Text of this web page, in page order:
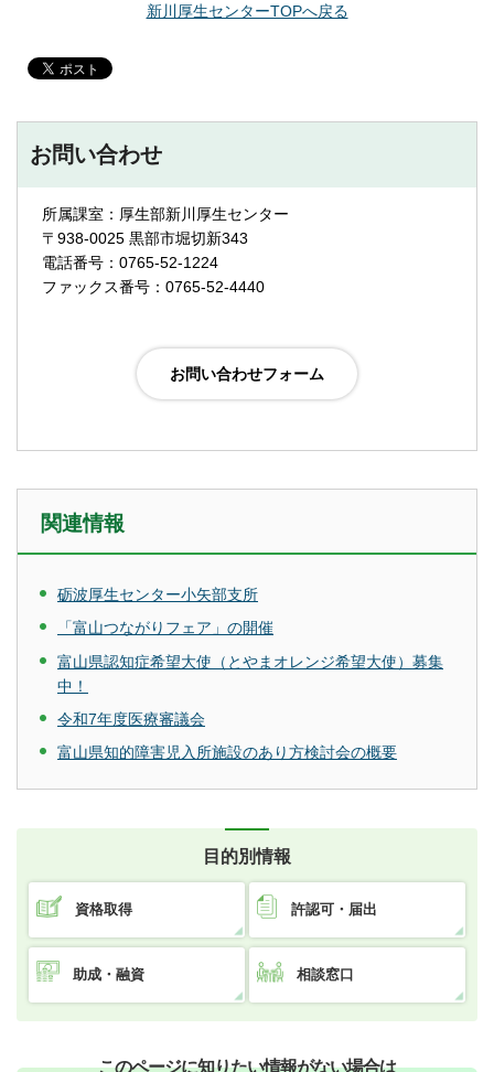
新川厚生センターTOPへ戻る
お問い合わせ
所属課室：厚生部新川厚生センター
〒938-0025 黒部市堀切新343
電話番号：0765-52-1224
ファックス番号：0765-52-4440
関連情報
砺波厚生センター小矢部支所
「富山つながりフェア」の開催
富山県認知症希望大使（とやまオレンジ希望大使）募集
中！
令和7年度医療審議会
富山県知的障害児入所施設のあり方検討会の概要
目的別情報
資格取得 許認可・届出
助成・融資 相談窓口
このページに知りたい情報がない場合は